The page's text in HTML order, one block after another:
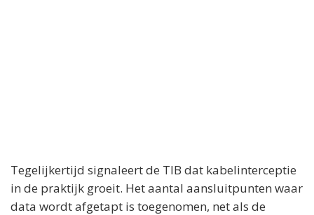
Tegelijkertijd signaleert de TIB dat kabelinterceptie
in de praktijk groeit. Het aantal aansluitpunten waar
data wordt afgetapt is toegenomen, net als de